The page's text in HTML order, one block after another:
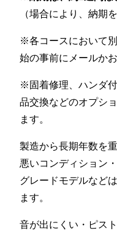
（場合により、納期
※各コースにおいて
始の事前にメールか
※固着修理、ハンダ
品交換などのオプシ
ます。
製造から長期年数を
悪いコンディション
グレードモデルなど
ます。
音が出にくい・ピス